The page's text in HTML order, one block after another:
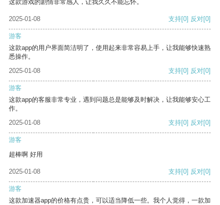
这款游戏的剧情非常感人，让我久久不能忘怀。
2025-01-08 支持[0] 反对[0]
游客
这款app的用户界面简洁明了，使用起来非常容易上手，让我能够快速熟
悉操作。
2025-01-08
支持[0] 反对[0]
游客
这款app的客服非常专业，遇到问题总是能够及时解决，让我能够安心工
作。
2025-01-08
支持[0] 反对[0]
游客
超棒啊 好用
2025-01-08 支持[0] 反对[0]
游客
这款加速器app的价格有点贵，可以适当降低一些。我个人觉得，一款加